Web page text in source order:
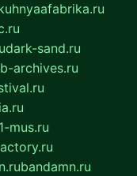
dark-sand.ru
archives.ru
1-mus.ru
bandamn.ru